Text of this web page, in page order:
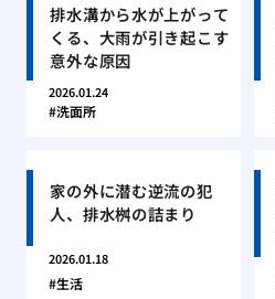
排水溝から水が上がって
くる、大雨が引き起こす
意外な原因
2026.01.24
洗面所
家の外に潜む逆流の犯
人、排水桝の詰まり
2026.01.18
生活